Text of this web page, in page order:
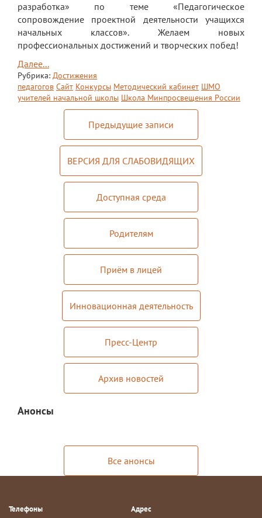
разработка» по теме «Педагогическое
сопровождение проектной деятельности учащихся
начальных классов». Желаем новых
профессиональных достижений и творческих побед!
Далее...
Рубрика: Достижения
педагогов Сайт Конкурсы Методический кабинет ШМО
учителей начальной школы Школа Минпросвещения России
Предыдущие записи
ВЕРСИЯ ДЛЯ СЛАБОВИДЯЩИХ
Доступная среда
Родителям
Приём в лицей
Инновационная деятельность
Пресс-Центр
Архив новостей
Анонсы
Все анонсы
Телефоны Адрес